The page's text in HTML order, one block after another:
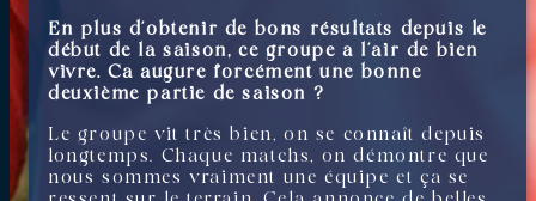
En plus d’obtenir de bons résultats depuis le
début de la saison, ce groupe a l’air de bien
vivre. Ca augure forcément une bonne
deuxième partie de saison ?
Le groupe vit très bien, on se connaît depuis
longtemps. Chaque matchs, on démontre que
nous sommes vraiment une équipe et ça se